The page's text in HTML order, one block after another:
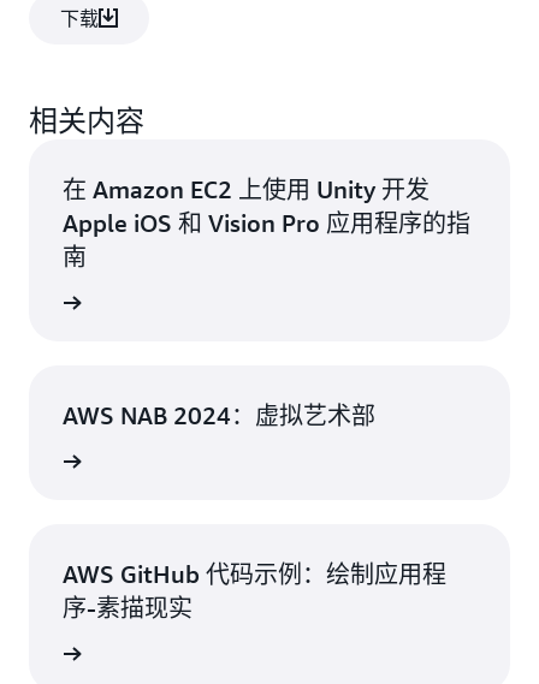
下载
相关内容
在 Amazon EC2 上使用 Unity 开发
Apple iOS 和 Vision Pro 应用程序的指
南
AWS NAB 2024：虚拟艺术部
AWS GitHub 代码示例：绘制应用程
序-素描现实